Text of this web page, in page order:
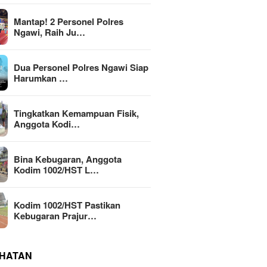
Mantap! 2 Personel Polres
Ngawi, Raih Ju…
Dua Personel Polres Ngawi Siap
Harumkan …
Tingkatkan Kemampuan Fisik,
Anggota Kodi…
Bina Kebugaran, Anggota
Kodim 1002/HST L…
Kodim 1002/HST Pastikan
Kebugaran Prajur…